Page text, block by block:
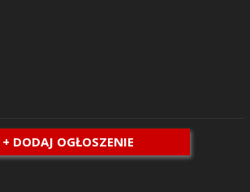
+ DODAJ OGŁOSZENIE